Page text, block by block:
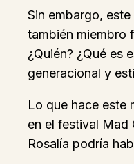
Sin embargo,
también miembro
¿Quién? ¿Qué es
generacional y
Lo que hace este
en el festival Mad
Rosalía podría